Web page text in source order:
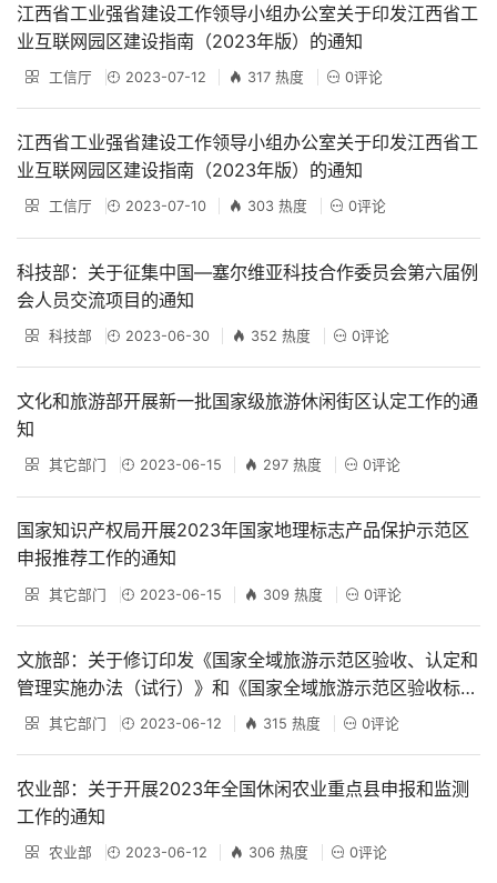
江西省工业强省建设工作领导小组办公室关于印发江西省工
业互联网园区建设指南（2023年版）的通知
工信厅 2023-07-12 317 热度 0评论
江西省工业强省建设工作领导小组办公室关于印发江西省工
业互联网园区建设指南（2023年版）的通知
工信厅 2023-07-10 303 热度 0评论
科技部：关于征集中国—塞尔维亚科技合作委员会第六届例
会人员交流项目的通知
科技部 2023-06-30 352 热度 0评论
文化和旅游部开展新一批国家级旅游休闲街区认定工作的通
知
其它部门 2023-06-15 297 热度 0评论
国家知识产权局开展2023年国家地理标志产品保护示范区
申报推荐工作的通知
其它部门 2023-06-15 309 热度 0评论
文旅部：关于修订印发《国家全域旅游示范区验收、认定和
管理实施办法（试行）》和《国家全域旅游示范区验收标准
（试行）》的通知
其它部门 2023-06-12 315 热度 0评论
农业部：关于开展2023年全国休闲农业重点县申报和监测
工作的通知
农业部 2023-06-12 306 热度 0评论